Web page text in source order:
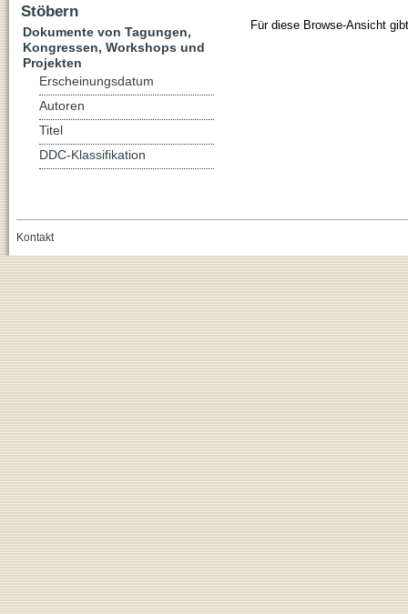
Für diese Browse-Ansicht
Stöbern
Dokumente von Tagungen,
Kongressen, Workshops und
Projekten
Erscheinungsdatum
Autoren
Titel
DDC-Klassifikation
Kontakt